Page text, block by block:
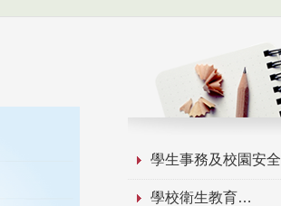
學生事務及校園安全
學校衛生教育